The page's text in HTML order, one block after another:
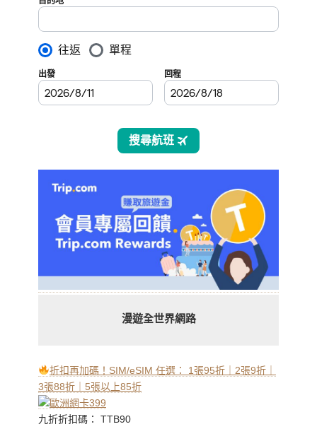
漫遊全世界網路
折扣再加碼！SIM/eSIM 任選： 1張95折｜2張9折｜
3張88折｜5張以上85折
九折折扣碼： TTB90